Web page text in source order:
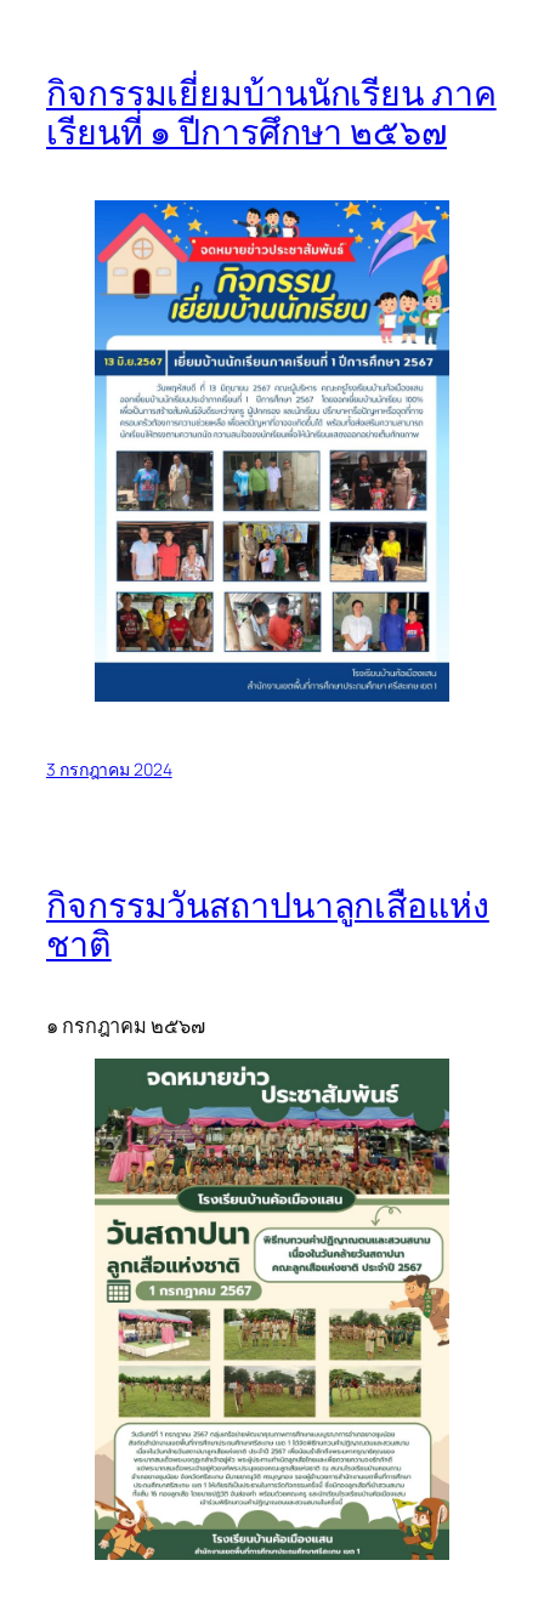
กิจกรรมเยี่ยมบ้านนักเรียน ภาค
เรียนที่ ๑ ปีการศึกษา ๒๕๖๗
3 กรกฎาคม 2024
กิจกรรมวันสถาปนาลูกเสือแห่ง
ชาติ
๑ กรกฎาคม ๒๕๖๗